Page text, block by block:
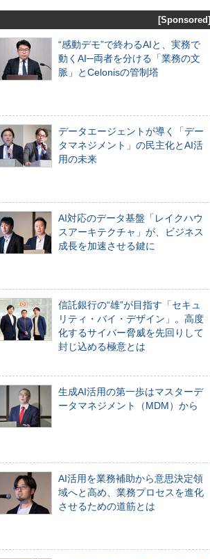
[Sponsored]
“感動デモ”で終わるAIと、実務で
動くAI─両者を分ける「業務の文
脈」とCelonisの管制塔
データエージェントが導く「デー
タマネジメント」の民主化とAI活
用の未来
AI対応のデータ基盤「レイクハウ
スアーキテクチャ」が、ビジネス
成長を加速させる鍵に
信託銀行の“雄”が目指す「セキュ
リティ・バイ・デザイン」。高度
化するサイバー脅威を先回りして
封じ込める極意とは
生成AI活用の第一歩はマスターデ
ータマネジメント（MDM）から
AI活用を業務補助から意思決定領
域へと高め、業務プロセスを進化
させるための道筋とは